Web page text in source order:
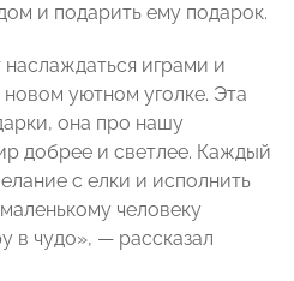
и подарить ему подарок.
играми и
уютном уголке. Эта
она про нашу
добрее и светлее. Каждый
с елки и исполнить
человеку
в чудо», — рассказал